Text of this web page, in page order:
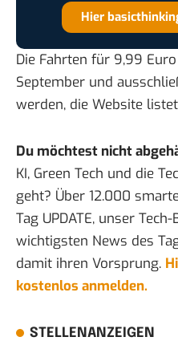
Hier
Die Fahrten für 9,99
September und
werden, die Website
Du möchtest nicht
KI, Green Tech und die
geht? Über 12.000
Tag UPDATE, unser
wichtigsten News des
damit ihren Vorsprung.
kostenlos anmelden.
STELLENANZEIGEN